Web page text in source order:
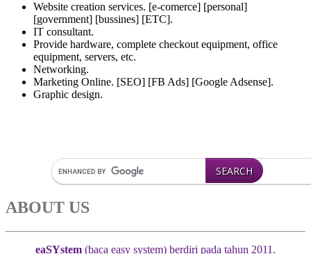
Website creation services. [e-comerce] [personal]
[government] [bussines] [ETC].
IT consultant.
Provide hardware, complete checkout equipment, office
equipment, servers, etc.
Networking.
Marketing Online. [SEO] [FB Ads] [Google Adsense].
Graphic design.
ABOUT US
eaSYstem (baca easy system) berdiri pada tahun 2011.